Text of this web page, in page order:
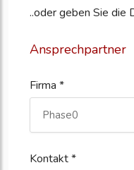
..oder geben Sie die
Ansprechpartner
Firma *
Kontakt *